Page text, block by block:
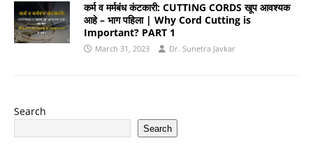
कर्म व मर्मबंध कंटकारी: CUTTING CORDS खूप आवश्यक
आहे – भाग पहिला | Why Cord Cutting is
Important? PART 1
March 31, 2023 Dr. Sunetra Javkar
Search
Search